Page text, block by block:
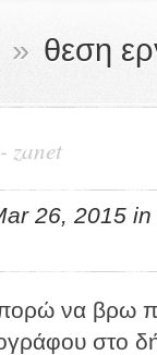
» θεση
- zanet
26, 2015 in
να βρω
στο